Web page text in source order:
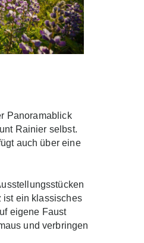
Panoramablick
Rainier selbst.
auch über eine
ist ein klassisches
eigene Faust
und verbringen